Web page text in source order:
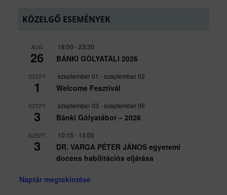
KÖZELGŐ ESEMÉNYEK
AUG
26
18:00 - 23:30
BÁNKI GÓLYATALI 2026
SZEPT
1
szeptember 01 -szeptember 02
Welcome Fesztivál
SZEPT
3
szeptember 03 -szeptember 06
Bánki Gólyatábor – 2026
SZEPT
3
10:15 - 13:00
DR. VARGA PÉTER JÁNOS egyetemi
docens habilitációs eljárása
Naptár megtekintése